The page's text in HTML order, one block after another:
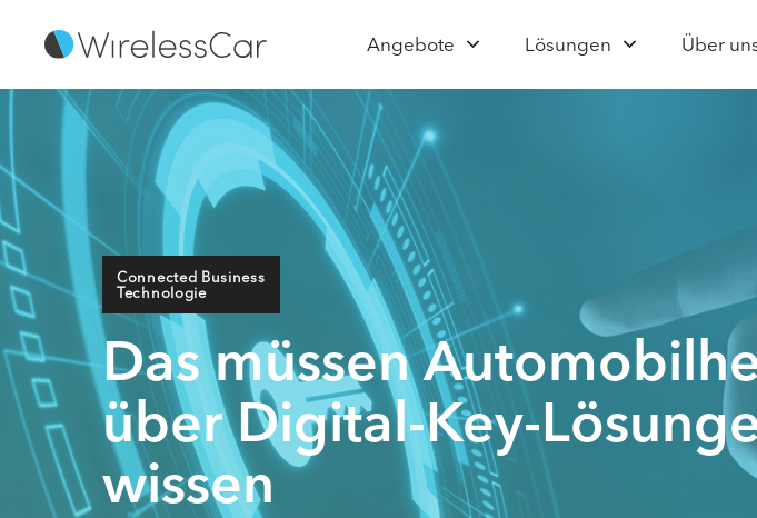
Angebote Lösungen Über
Connected Business
Technologie
Das müssen
über Digital-Key-
wissen